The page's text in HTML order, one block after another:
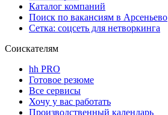
Каталог компаний
Поиск по вакансиям в Арсеньево
Сетка: соцсеть для нетворкинга
Соискателям
hh PRO
Готовое резюме
Все сервисы
Хочу у вас работать
Производственный календарь